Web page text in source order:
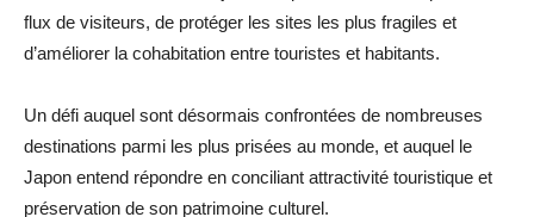
flux de visiteurs, de protéger les sites les plus fragiles et
d’améliorer la cohabitation entre touristes et habitants.
Un défi auquel sont désormais confrontées de nombreuses
destinations parmi les plus prisées au monde, et auquel le
Japon entend répondre en conciliant attractivité touristique et
préservation de son patrimoine culturel.